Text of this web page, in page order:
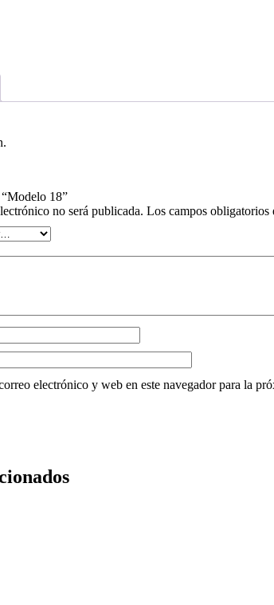
18”
no será publicada. Los campos obligatorios
electrónico y web en este navegador para la